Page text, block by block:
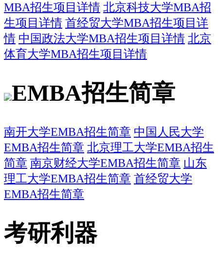
MBA招生项目详情 北京科技大学MBA招
生项目详情 首经贸大学MBA招生项目详
情 中国政法大学MBA招生项目详情 北京
体育大学MBA招生项目详情
EMBA招生简章
南开大学EMBA招生简章 中国人民大学
EMBA招生简章 北京理工大学EMBA招生
简章 南京财经大学EMBA招生简章 山东
理工大学EMBA招生简章 首经贸大学
EMBA招生简章
考研利器